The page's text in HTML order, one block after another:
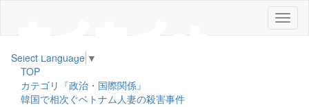
メ
ニ
Select Language ▼
TOP
カテゴリ『政治・国際関係』
韓国で相次ぐベトナム人妻の殺害事件